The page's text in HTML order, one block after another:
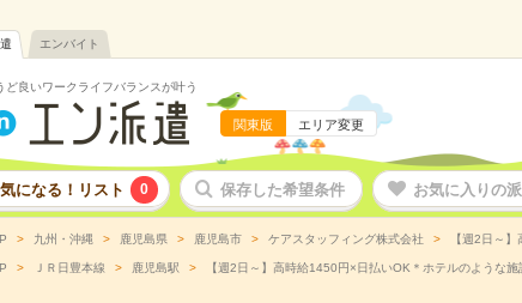
エンバイト
ど良いワークライフバランスが叶う
関東版 エリア変更
気になる！リスト 0 保存した希望条件 お気に入りの
九州・沖縄 鹿児島県 鹿児島市 ケアスタッフィング株式会社 【週2日～
ＪＲ日豊本線 鹿児島駅 【週2日～】高時給1450円×日払いOK＊ホテルのような